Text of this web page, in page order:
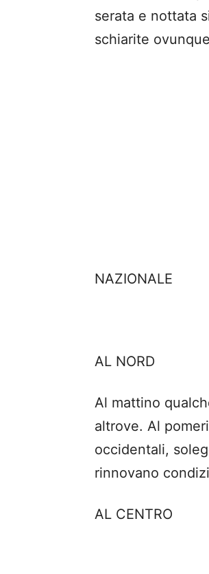
serata e nottata
schiarite
NAZIONALE
AL NORD
Al mattino
altrove. Al
occidentali,
rinnovano
AL CENTRO